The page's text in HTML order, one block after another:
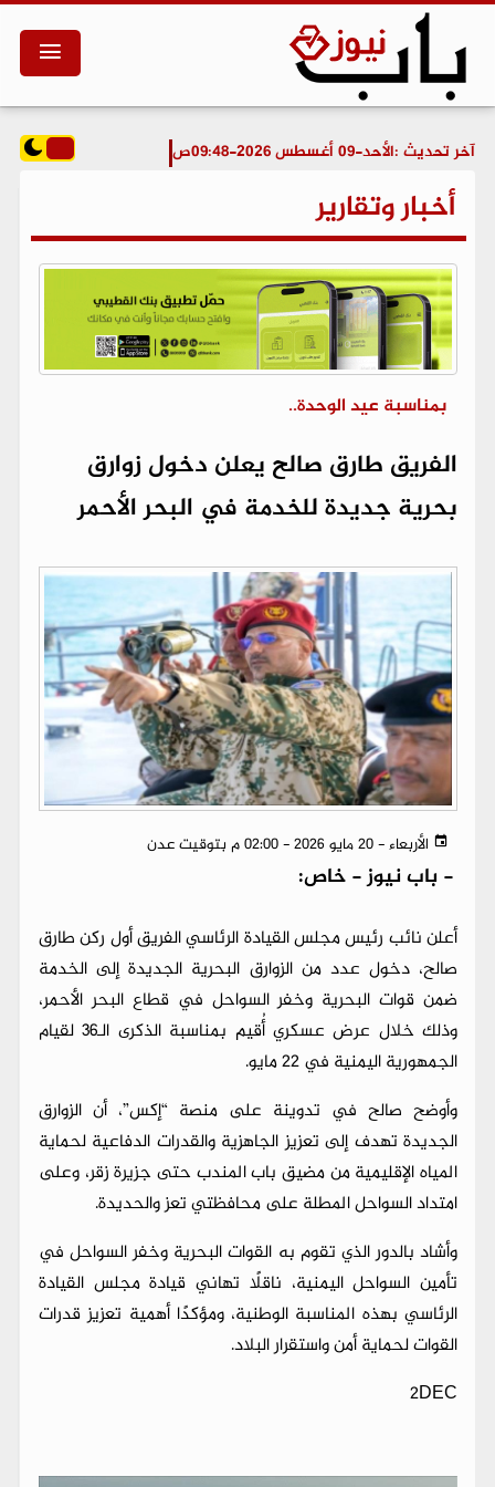
آخر تحديث :الأحد-09 أغسطس 2026-09:48ص
أخبار وتقارير
بمناسبة عيد الوحدة..
الفريق طارق صالح يعلن دخول زوارق
بحرية جديدة للخدمة في البحر الأحمر
الأربعاء - 20 مايو 2026 - 02:00 م بتوقيت عدن
- باب نيوز - خاص:
أعلن نائب رئيس مجلس القيادة الرئاسي الفريق أول ركن طارق
صالح، دخول عدد من الزوارق البحرية الجديدة إلى الخدمة
ضمن قوات البحرية وخفر السواحل في قطاع البحر الأحمر،
وذلك خلال عرض عسكري أُقيم بمناسبة الذكرى الـ36 لقيام
الجمهورية اليمنية في 22 مايو.
وأوضح صالح في تدوينة على منصة “إكس”، أن الزوارق
الجديدة تهدف إلى تعزيز الجاهزية والقدرات الدفاعية لحماية
المياه الإقليمية من مضيق باب المندب حتى جزيرة زقر، وعلى
امتداد السواحل المطلة على محافظتي تعز والحديدة.
وأشاد بالدور الذي تقوم به القوات البحرية وخفر السواحل في
تأمين السواحل اليمنية، ناقلًا تهاني قيادة مجلس القيادة
الرئاسي بهذه المناسبة الوطنية، ومؤكدًا أهمية تعزيز قدرات
القوات لحماية أمن واستقرار البلاد.
2DEC